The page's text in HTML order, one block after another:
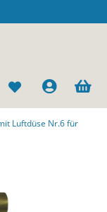
Luftdüse Nr.6 für